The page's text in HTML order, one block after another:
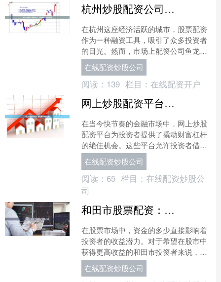
杭州炒股配资公司排名前十，正规股票配资平台推荐
在杭州这座经济活跃的城市，股票配资
作为一种融资工具，吸引了众多投资者
的目光。然而，市场上配资公司鱼龙混
杂，选择一家正规可靠的平台至关重
要。本文将为您梳理杭州地区....
在线配资炒股公司
阅读： 139 栏目： 在线配资开户
网上炒股配资平台：轻松撬动财富杠杆
在当今快节奏的金融市场中，网上炒股
配资平台为投资者提供了撬动财富杠杆
的绝佳机会。这些平台允许投资者借用
资金来增加其投资组合，从而放大潜在
收益。 配资平台的工作原....
在线配资炒股公司
阅读： 65 栏目： 在线配资炒股公
司
和田市股票配资：安全可靠，快速放大收益
在股票市场中，资金的多少直接影响着
投资者的收益潜力。对于希望在股市中
获得更高收益的和田市投资者来说，股
票配资无疑是一个值得考虑的选项。通
过合法合规的配资平台，投....
在线配资炒股公司